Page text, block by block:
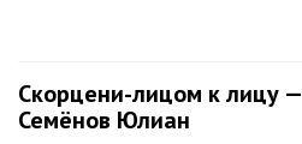
Скорцени-лицом к лицу —
Семёнов Юлиан